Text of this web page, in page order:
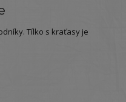
Tílko s kraťasy je